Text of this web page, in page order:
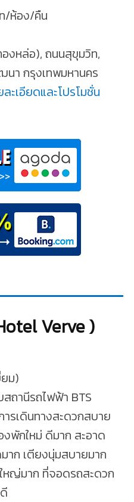
/ห้อง/คืน
งหล่อ), ถนนสุขุมวิท,
นา กรุงเทพมหานคร
ะเอียดและโปรโมชั่น
Verve )
ม)
ถานีรถไฟฟ้า BTS
ารเดินทางสะดวกสบาย
พักใหม่ ดีมาก สะอาด
าก เตียงนุ่มสบายมาก
หญ่มาก ที่จอดรถสะดวก